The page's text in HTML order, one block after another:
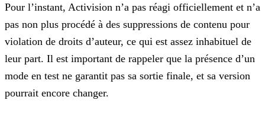
Pour l’instant, Activision n’a pas réagi officiellement et n’a
pas non plus procédé à des suppressions de contenu pour
violation de droits d’auteur, ce qui est assez inhabituel de
leur part. Il est important de rappeler que la présence d’un
mode en test ne garantit pas sa sortie finale, et sa version
pourrait encore changer.